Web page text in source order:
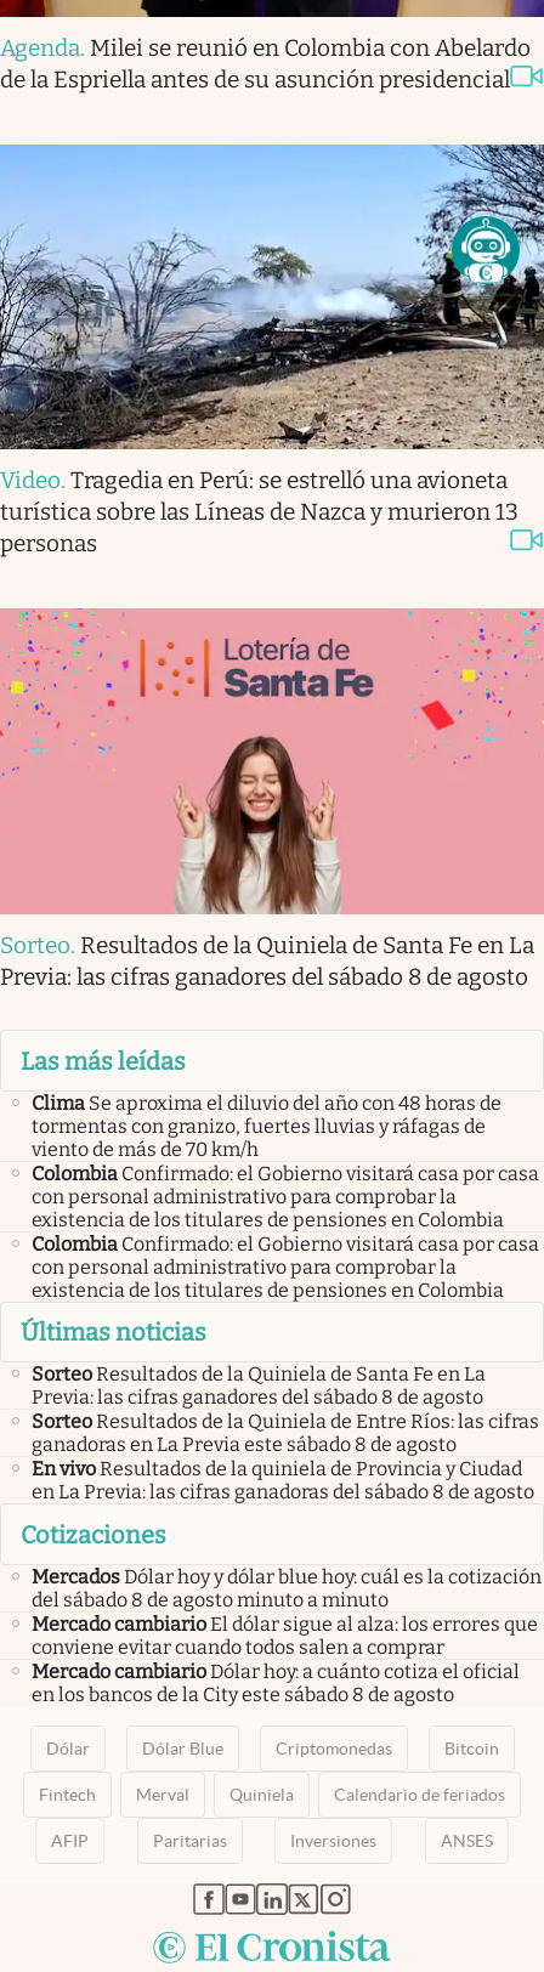
Agenda. Milei se reunió en Colombia con Abelardo
de la Espriella antes de su asunción presidencial
Video. Tragedia en Perú: se estrelló una avioneta
turística sobre las Líneas de Nazca y murieron 13
personas
Sorteo. Resultados de la Quiniela de Santa Fe en La
Previa: las cifras ganadores del sábado 8 de agosto
Las más leídas
Clima Se aproxima el diluvio del año con 48 horas de
tormentas con granizo, fuertes lluvias y ráfagas de
viento de más de 70 km/h
Colombia Confirmado: el Gobierno visitará casa por casa
con personal administrativo para comprobar la
existencia de los titulares de pensiones en Colombia
Colombia Confirmado: el Gobierno visitará casa por casa
con personal administrativo para comprobar la
existencia de los titulares de pensiones en Colombia
Últimas noticias
SorteoResultados de la Quiniela de Santa Fe en La
Previa: las cifras ganadores del sábado 8 de agosto
SorteoResultados de la Quiniela de Entre Ríos: las cifras
ganadoras en La Previa este sábado 8 de agosto
En vivoResultados de la quiniela de Provincia y Ciudad
en La Previa: las cifras ganadoras del sábado 8 de agosto
Cotizaciones
MercadosDólar hoy y dólar blue hoy: cuál es la cotización
del sábado 8 de agosto minuto a minuto
Mercado cambiarioEl dólar sigue al alza: los errores que
conviene evitar cuando todos salen a comprar
Mercado cambiarioDólar hoy: a cuánto cotiza el oficial
en los bancos de la City este sábado 8 de agosto
Dólar Dólar Blue Criptomonedas Bitcoin
Fintech Merval Quiniela Calendario de feriados
AFIP Paritarias Inversiones ANSES
abre en nueva pestaña
abre en nueva pestaña
abre en nueva pestaña
abre en nueva pestaña
abre en nueva pestaña